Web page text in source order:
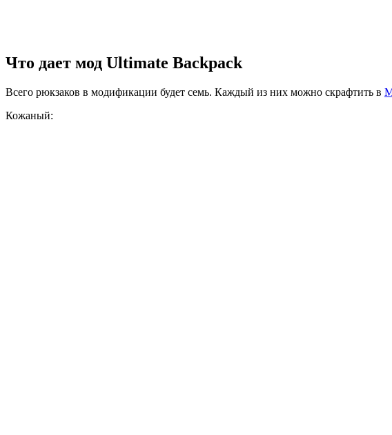
Что дает мод Ultimate Backpack
Всего рюкзаков в модификации будет семь. Каждый из них можно скрафтить в
Кожаный: